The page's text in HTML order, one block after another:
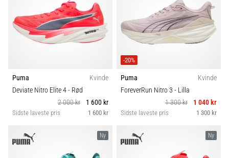
Puma
Kvinde
Deviate Nitro Elite 4- Rød
2 000 kr
1 600 kr
Sidste laveste pris 1 600 kr
-20%
Puma
Kvinde
ForeverRun Nitro 3 - Lilla
1 300 kr
1 040 kr
Sidste laveste pris 1 300 kr
Ny Ny